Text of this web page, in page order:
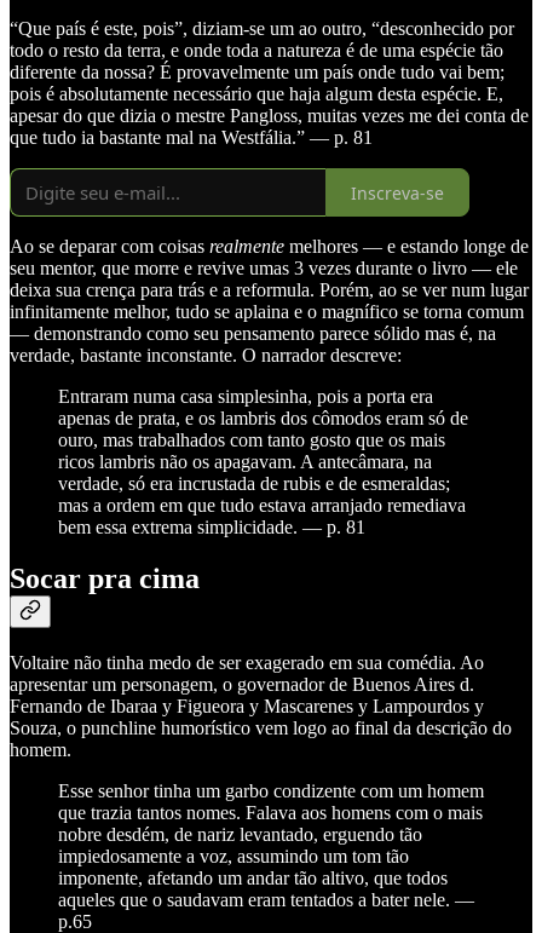
“Que país é este, pois”, diziam-se um ao outro, “desconhecido por
todo o resto da terra, e onde toda a natureza é de uma espécie tão
diferente da nossa? É provavelmente um país onde tudo vai bem;
pois é absolutamente necessário que haja algum desta espécie. E,
apesar do que dizia o mestre Pangloss, muitas vezes me dei conta de
que tudo ia bastante mal na Westfália.” — p. 81
Inscreva-se
Ao se deparar com coisas realmente melhores — e estando longe de
seu mentor, que morre e revive umas 3 vezes durante o livro — ele
deixa sua crença para trás e a reformula. Porém, ao se ver num lugar
infinitamente melhor, tudo se aplaina e o magnífico se torna comum
— demonstrando como seu pensamento parece sólido mas é, na
verdade, bastante inconstante. O narrador descreve:
Entraram numa casa simplesinha, pois a porta era
apenas de prata, e os lambris dos cômodos eram só de
ouro, mas trabalhados com tanto gosto que os mais
ricos lambris não os apagavam. A antecâmara, na
verdade, só era incrustada de rubis e de esmeraldas;
mas a ordem em que tudo estava arranjado remediava
bem essa extrema simplicidade. — p. 81
Socar pra cima
Voltaire não tinha medo de ser exagerado em sua comédia. Ao
apresentar um personagem, o governador de Buenos Aires d.
Fernando de Ibaraa y Figueora y Mascarenes y Lampourdos y
Souza, o punchline humorístico vem logo ao final da descrição do
homem.
Esse senhor tinha um garbo condizente com um homem
que trazia tantos nomes. Falava aos homens com o mais
nobre desdém, de nariz levantado, erguendo tão
impiedosamente a voz, assumindo um tom tão
imponente, afetando um andar tão altivo, que todos
aqueles que o saudavam eram tentados a bater nele. —
p.65